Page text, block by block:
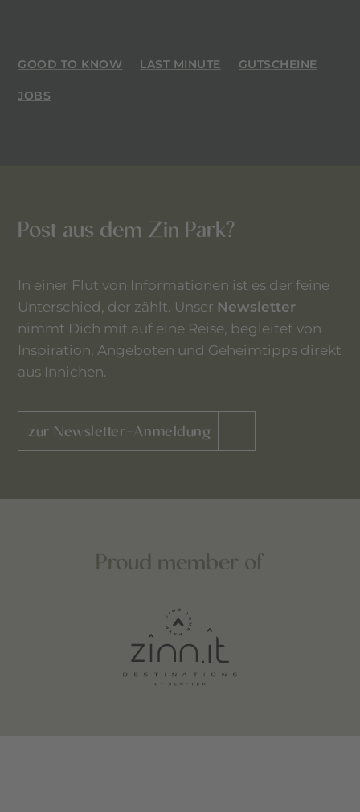
GOOD TO KNOW LAST MINUTE GUTSCHEINE
JOBS
Post aus dem Zin Park?
In einer Flut von Informationen ist es der feine
Unterschied, der zählt. Unser Newsletter
nimmt Dich mit auf eine Reise, begleitet von
Inspiration, Angeboten und Geheimtipps direkt
aus Innichen.
zur Newsletter-Anmeldung
Proud member of